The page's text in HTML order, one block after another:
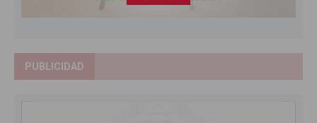
PUBLICIDAD